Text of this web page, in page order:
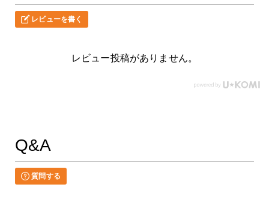
レビューを書く
レビュー投稿がありません。
Q&A
質問する